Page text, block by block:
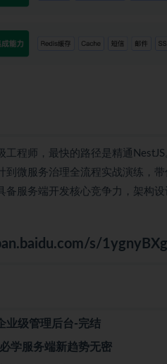
工程师，最快的路径是精通
到微服务治理全流程实战演练，
备服务端开发核心竞争力，架构
s/
业级管理后台-完结
学服务端新趋势无密